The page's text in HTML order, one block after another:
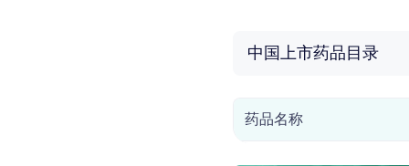
中国上市药品目录
药品名称